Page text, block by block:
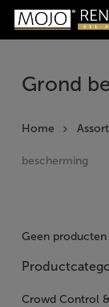
Skip
Producten
zoeken
Grond
Home
bescherming
Geen
Crowd Control